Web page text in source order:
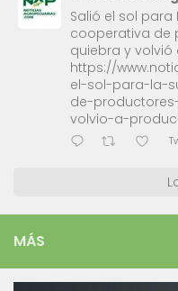
Salió el sol para
cooperativa de
quiebra y
https://
el-sol-para-la-
de-
volvio-a-
MÁS